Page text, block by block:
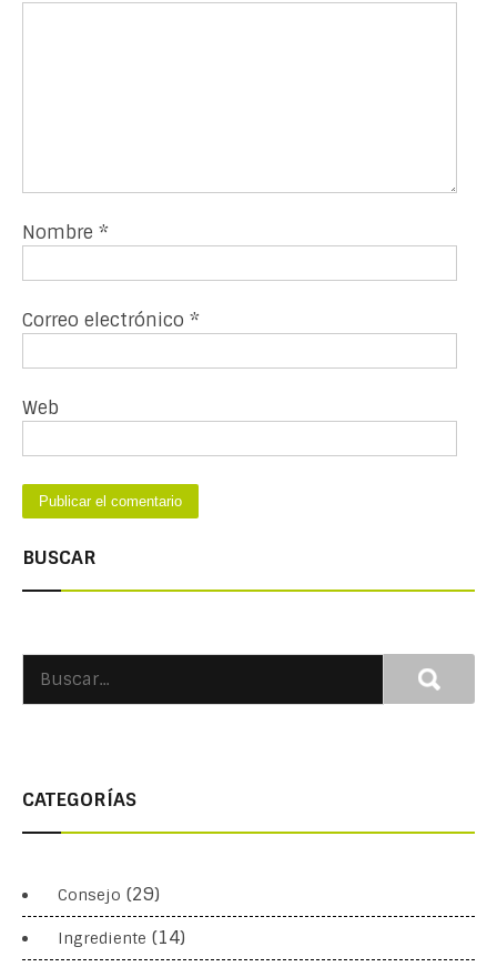
Nombre *
Correo electrónico *
Web
BUSCAR
CATEGORÍAS
Consejo (29)
Ingrediente (14)